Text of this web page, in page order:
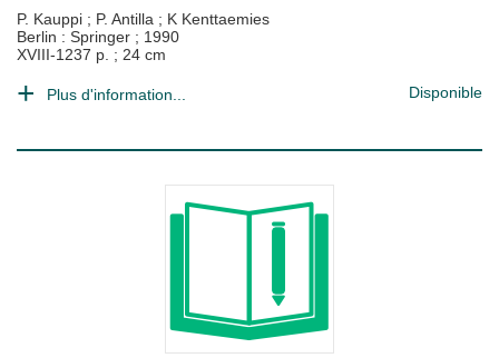
P. Kauppi ; P. Antilla ; K Kenttaemies
Berlin : Springer ; 1990
XVIII-1237 p. ; 24 cm
Plus d'information... Disponible